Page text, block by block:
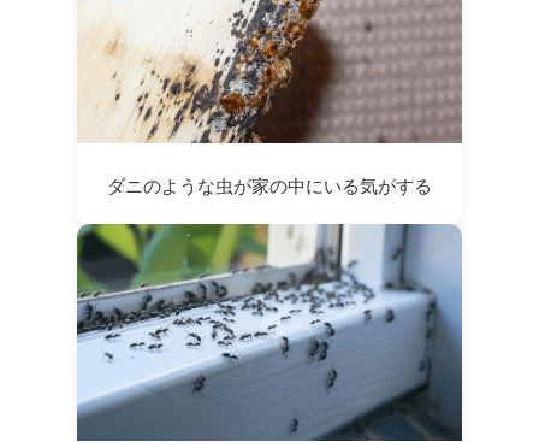
ダニのような虫が家の中にいる気がする